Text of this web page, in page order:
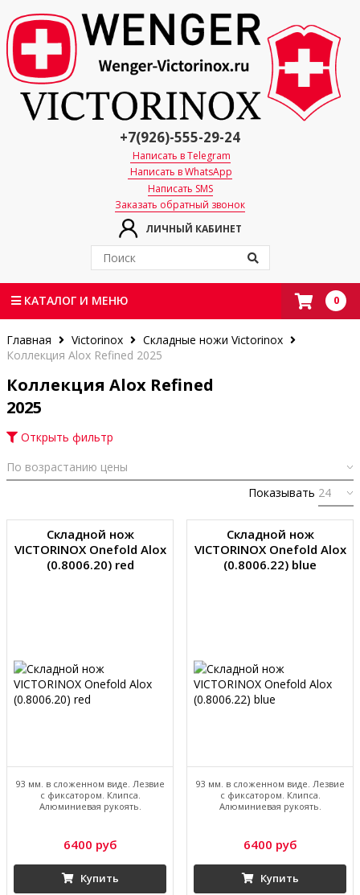
ЛИЧНЫЙ КАБИНЕТ
+7(926)-555-29-24
Написать в Telegram
Написать в WhatsApp
Написать SMS
Заказать обратный звонок
КАТАЛОГ И МЕНЮ 0
Главная Victorinox
Складные ножи Victorinox
Коллекция Alox Refined 2025
Коллекция Alox Refined
2025
Открыть фильтр
Показывать
Складной нож
VICTORINOX Onefold Alox
(0.8006.20) red
93 мм. в сложенном виде. Лезвие
с фиксатором. Клипса.
Алюминиевая рукоять.
6400 руб
Купить
Складной нож
VICTORINOX Onefold Alox
(0.8006.22) blue
93 мм. в сложенном виде. Лезвие
с фиксатором. Клипса.
Алюминиевая рукоять.
6400 руб
Купить